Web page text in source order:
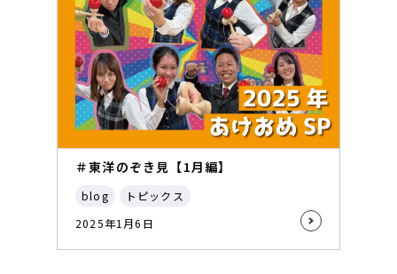
＃東洋のぞき見【1月編】
blog
トピックス
2025年1月6日